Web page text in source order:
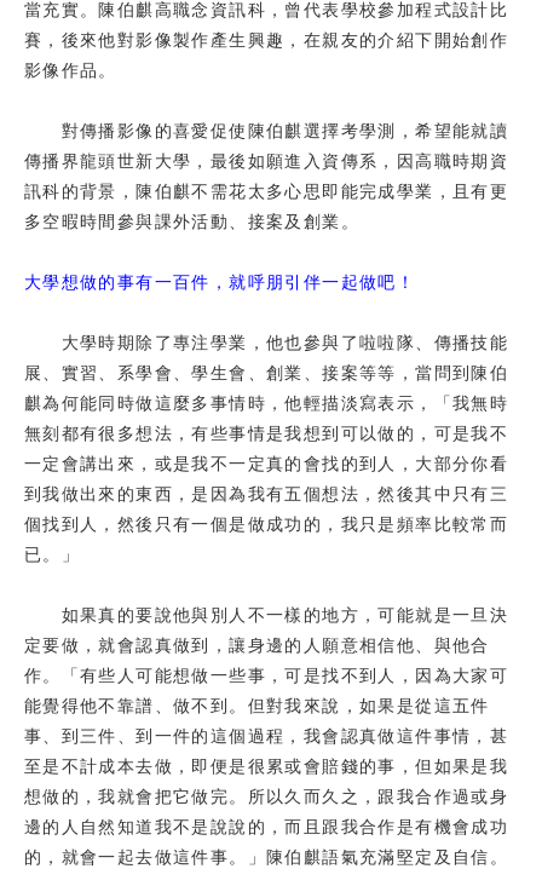
當充實。陳伯麒高職念資訊科，曾代表學校參加程式設計比
賽，後來他對影像製作產生興趣，在親友的介紹下開始創作
影像作品。
對傳播影像的喜愛促使陳伯麒選擇考學測，希望能就讀
傳播界龍頭世新大學，最後如願進入資傳系，因高職時期資
訊科的背景，陳伯麒不需花太多心思即能完成學業，且有更
多空暇時間參與課外活動、接案及創業。
大學想做的事有一百件，就呼朋引伴一起做吧！
大學時期除了專注學業，他也參與了啦啦隊、傳播技能
展、實習、系學會、學生會、創業、接案等等，當問到陳伯
麒為何能同時做這麼多事情時，他輕描淡寫表示，「我無時
無刻都有很多想法，有些事情是我想到可以做的，可是我不
一定會講出來，或是我不一定真的會找的到人，大部分你看
到我做出來的東西，是因為我有五個想法，然後其中只有三
個找到人，然後只有一個是做成功的，我只是頻率比較常而
已。」
如果真的要說他與別人不一樣的地方，可能就是一旦決
定要做，就會認真做到，讓身邊的人願意相信他、與他合
作。「有些人可能想做一些事，可是找不到人，因為大家可
能覺得他不靠譜、做不到。但對我來說，如果是從這五件
事、到三件、到一件的這個過程，我會認真做這件事情，甚
至是不計成本去做，即便是很累或會賠錢的事，但如果是我
想做的，我就會把它做完。所以久而久之，跟我合作過或身
邊的人自然知道我不是說說的，而且跟我合作是有機會成功
的，就會一起去做這件事。」陳伯麒語氣充滿堅定及自信。